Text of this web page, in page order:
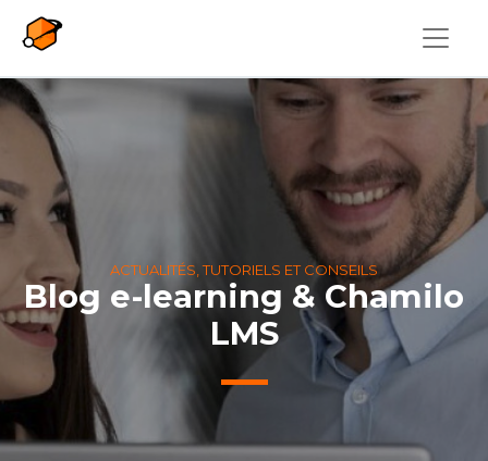
ACTUALITÉS, TUTORIELS ET CONSEILS
Blog e-learning & Chamilo
LMS